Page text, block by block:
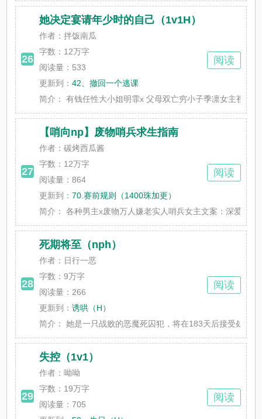
26
她决定宴请年少时的自己（1v1H）
作者：拌饭南瓜
字数： 12万字
阅读量：533
更新到：42、撤回一个逃课
简介：
有钱任性大小姐明霏x 父母双亡穷小子季凛女主视
阅读
27
【哨向np】废物哨兵求生指南
作者：碳烤西瓜酱
字数： 12万字
阅读量：864
更新到：70.赛前规则（1400珠加更）
简介：
各种男主x废物万人嫌老实人哨兵女主文案：深爱的
阅读
28
死期将至（nph）
作者：日行一恶
字数：9万字
阅读量：266
更新到：诱哄（H）
简介：
她是一只战败的恶魔死囚犯，将在183天后接受处决
阅读
29
失控（1v1）
作者：呦呦
字数： 19万字
阅读量：705
阅读